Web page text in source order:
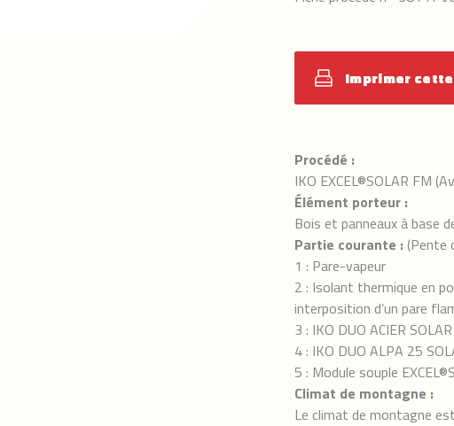
Imprimer
Procédé :
IKO EXCEL®SOLAR FM
Élément porteur :
Bois et panneaux à base
Partie courante : (Pente
1 : Pare-vapeur
2 : Isolant thermique en
interposition d’un pare
3 : IKO DUO ACIER
4 : IKO DUO ALPA 25
5 : Module souple
Climat de montagne :
Le climat de montagne